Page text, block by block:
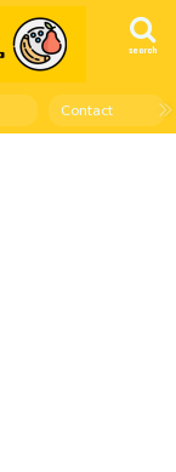
search
Contact